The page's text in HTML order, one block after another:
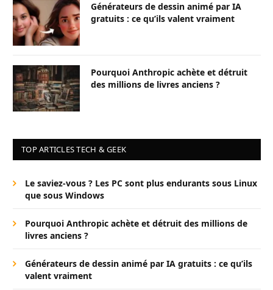
Générateurs de dessin animé par IA
gratuits : ce qu’ils valent vraiment
Pourquoi Anthropic achète et détruit
des millions de livres anciens ?
TOP ARTICLES TECH & GEEK
Le saviez-vous ? Les PC sont plus endurants sous Linux
que sous Windows
Pourquoi Anthropic achète et détruit des millions de
livres anciens ?
Générateurs de dessin animé par IA gratuits : ce qu’ils
valent vraiment